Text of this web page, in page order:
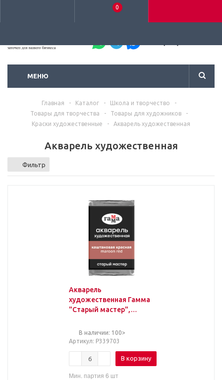
0
МЕНЮ
Главная - Каталог - Школа и творчество
-
Товары для творчества
- Товары для художников
-
Краски художественные
- Акварель художественная
Акварель художественная
Фильтр
Акварель
художественная Гамма
"Старый мастер",
2,6мл, кювета
В наличии: 100>
Артикул: Р339703
В корзину
Мин. партия 6 шт